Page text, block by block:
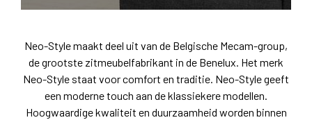
Neo-Style maakt deel uit van de Belgische Mecam-group,
de grootste zitmeubelfabrikant in de Benelux. Het merk
Neo-Style staat voor comfort en traditie. Neo-Style geeft
een moderne touch aan de klassiekere modellen.
Hoogwaardige kwaliteit en duurzaamheid worden binnen